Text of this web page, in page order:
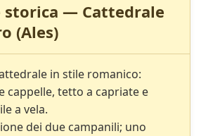
storica — Cattedrale
(Ales)
in stile romanico:
cappelle, tetto a capriate e
a vela.
dei due campanili; uno